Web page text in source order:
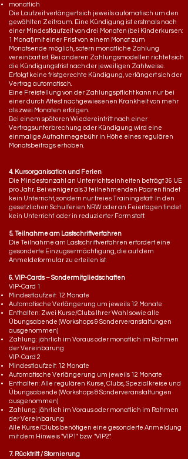
monatlich
Die Laufzeit verlängert sich jeweils automatisch um den
gewählten Zeitraum. Eine Kündigung ist erstmals nach
einer Mindestlaufzeit von drei Monaten (bei Kinderkursen:
1 Monat) mit einer Frist von einem Monat zum
Monatsende möglich, sofern monatliche Zahlung
vereinbart ist. Bei anderen Zahlungsmodellen richtet sich
die Kündigungsfrist nach der jeweiligen Zahlweise.
Erfolgt keine fristgerechte Kündigung, verlängert sich der
Vertrag automatisch.
Eine Freistellung von der Zahlungspflicht kann nur bei
einer durch Attest nachgewiesenen Krankheit von mehr
als zwei Monaten erfolgen.
Bei einem späteren Wiedereintritt nach einer
Vertragsunterbrechung oder Kündigung wird eine
einmalige Aufnahmegebühr in Höhe eines regulären
Monatsbeitrags erhoben.
4. Kursorganisation und Ferien
Die Mindestanzahl an Unterrichtseinheiten beträgt 36 UE
pro Jahr. Bei weniger als 3 teilnehmenden Paaren findet
kein Unterricht, sondern nur freies Training statt. In den
gesetzlichen Schulferien NRW oder an Feiertagen findet
kein Unterricht oder in reduzierter Form statt.
5. Teilnahme am Lastschriftverfahren
Die Teilnahme am Lastschriftverfahren erfordert eine
gesonderte Einzugsermächtigung, die auf dem
Anmeldeformular zu erteilen ist.
6. VIP-Cards – Sondermitgliedschaften
VIP-Card 1
Mindestlaufzeit: 12 Monate
Automatische Verlängerung um jeweils 12 Monate
Enthalten: Zwei Kurse/Clubs Ihrer Wahl sowie alle
Übungsabende (Workshops & Sonderveranstaltungen
ausgenommen)
Zahlung: jährlich im Voraus oder monatlich im Rahmen
der Vereinbarung
VIP-Card 2
Mindestlaufzeit: 12 Monate
Automatische Verlängerung um jeweils 12 Monate
Enthalten: Alle regulären Kurse, Clubs, Spezialkreise und
Übungsabende (Workshops & Sonderveranstaltungen
ausgenommen)
Zahlung: jährlich im Voraus oder monatlich im Rahmen
der Vereinbarung
Alle Kurse/Clubs benötigen eine gesonderte Anmeldung
mit dem Hinweis "VIP1" bzw. "VIP2".
7. Rücktritt / Stornierung